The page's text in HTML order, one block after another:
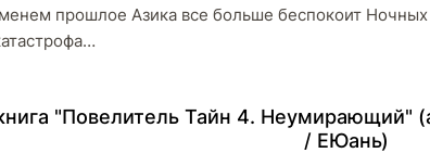
прошлое Азика все больше беспокоит Ночных
"Повелитель Тайн 4. Неумирающий"
/ ЕЮань)